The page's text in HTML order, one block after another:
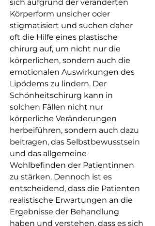
sich aufgrund der veränderten
Körperform unsicher oder
stigmatisiert und suchen daher
oft die Hilfe eines plastische
chirurg auf, um nicht nur die
körperlichen, sondern auch die
emotionalen Auswirkungen des
Lipödems zu lindern. Der
Schönheitschirurg kann in
solchen Fällen nicht nur
körperliche Veränderungen
herbeiführen, sondern auch dazu
beitragen, das Selbstbewusstsein
und das allgemeine
Wohlbefinden der Patientinnen
zu stärken. Dennoch ist es
entscheidend, dass die Patienten
realistische Erwartungen an die
Ergebnisse der Behandlung
haben und verstehen, dass es sich